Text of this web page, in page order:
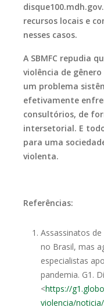
recursos locais e
nesses casos.
A SBMFC repudia
violência de
um problema
efetivamente
consultórios, de
intersetorial. E
para uma
violenta.
Referências:
Assassinatos
no Brasil, mas
especialistas
pandemia. G1.
<https://
violencia/